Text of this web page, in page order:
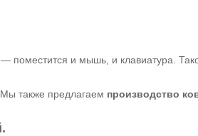
поместится и мышь, и клавиатура.
также предлагаем производство